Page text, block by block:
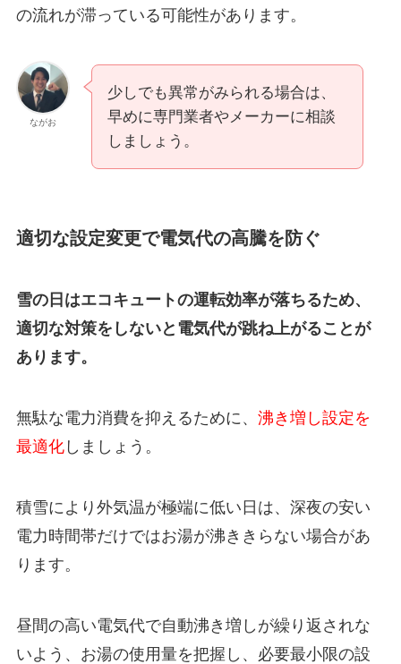
の流れが滞っている可能性があります。
ながお
少しでも異常がみられる場合は、
早めに専門業者やメーカーに相談
しましょう。
適切な設定変更で電気代の高騰を防ぐ
雪の日はエコキュートの運転効率が落ちるため、
適切な対策をしないと電気代が跳ね上がることが
あります。
無駄な電力消費を抑えるために、 沸き増し設定を
最適化しましょう。
積雪により外気温が極端に低い日は、深夜の安い
電力時間帯だけではお湯が沸ききらない場合があ
ります。
昼間の高い電気代で自動沸き増しが繰り返されな
いよう、 お湯の使用量を把握し、必要最小限の設